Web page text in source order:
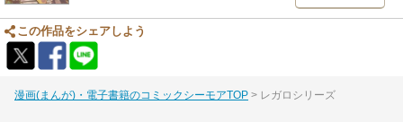
この作品をシェアしよう
漫画(まんが)・電子書籍のコミックシーモアTOP レガロシリーズ